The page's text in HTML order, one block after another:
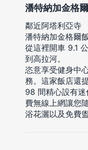
潘特納加金格
鄰近阿塔利亞寺
潘特納加金格爾
從這裡開車 9.1
到高拉河。
恣意享受健身中
務。這家飯店還
98 間精心設有
費無線上網讓您
浴花灑以及免費